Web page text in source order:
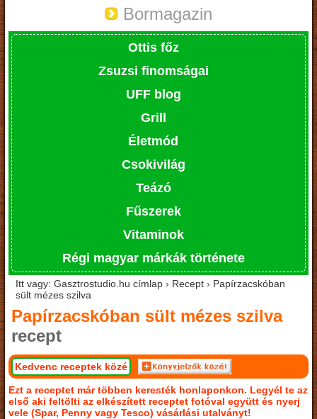
Bormagazin
Ottis főz
Zsuzsi finomságai
UFF blog
Grill
Életmód
Csokivilág
Teázó
Fűszerek
Vitaminok
Régi magyar márkák története
Itt vagy: Gasztrostudio.hu címlap › Recept › Papírzacskóban
sült mézes szilva
Papírzacskóban sült mézes szilva
recept
Kedvenc receptek közé
Ezt a receptet már többen keresték honlaponkon. Legyél te az
első aki feltölti az elkészített receptet fotóval együtt és nyerj
vele (Spar, Penny vagy Tesco) vásárlási utalványt!